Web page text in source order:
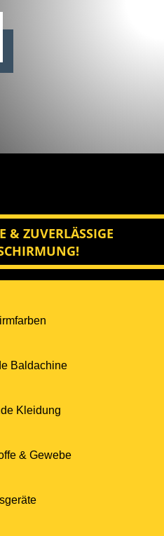
& ZUVERLÄSSIGE
Baldachine
Kleidung
& Gewebe